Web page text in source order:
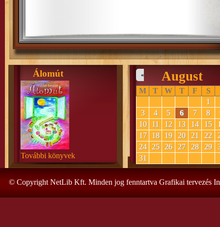
Álomút
További könyvek
August
«
M T W T F S
1
3
4 5 6 7 8
10
11 12 13 14 15
17
18 19 20 21 22
24
25 26 27 28 29
31
© Copyright NetLib Kft. Minden jog fenntartva Grafikai tervezés